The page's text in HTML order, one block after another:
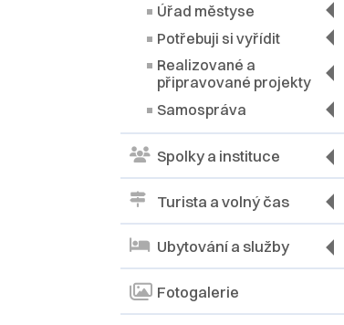
Úřad městyse
Potřebuji si vyřídit
Realizované a
připravované projekty
Samospráva
Spolky a instituce
Turista a volný čas
Ubytování a služby
Fotogalerie